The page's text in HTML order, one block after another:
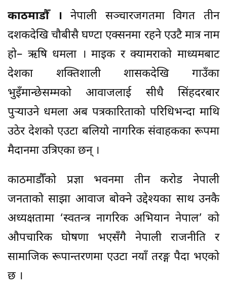
काठमाडौँ । नेपाली सञ्चारजगतमा विगत तीन
दशकदेखि चौबीसै घण्टा एक्सनमा रहने एउटै मात्र नाम
हो– ऋषि धमला । माइक र क्यामराको माध्यमबाट
देशका शक्तिशाली शासकदेखि गाउँका
भुइँमान्छेसम्मको आवाजलाई सीधै सिंहदरबार
पुर्‍याउने धमला अब पत्रकारिताको परिधिभन्दा माथि
उठेर देशको एउटा बलियो नागरिक संवाहकका रूपमा
मैदानमा उत्रिएका छन् ।
काठमाडौँको प्रज्ञा भवनमा तीन करोड नेपाली
जनताको साझा आवाज बोक्ने उद्देश्यका साथ उनकै
अध्यक्षतामा ‘स्वतन्त्र नागरिक अभियान नेपाल’ को
औपचारिक घोषणा भएसँगै नेपाली राजनीति र
सामाजिक रूपान्तरणमा एउटा नयाँ तरङ्ग पैदा भएको
छ ।